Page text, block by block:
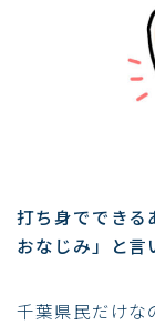
打ち身でできる
おなじみ」と言
千葉県民だけな